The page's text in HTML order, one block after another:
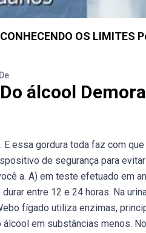
OS
álcool
essa gordura toda faz com
de segurança para
a. A) em teste efetuado em
entre 12 e 24 horas. Na
fígado utiliza enzimas,
em substâncias menos.